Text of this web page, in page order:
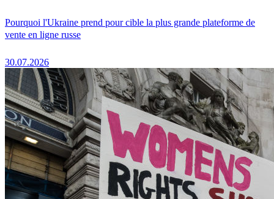
Pourquoi l'Ukraine prend pour cible la plus grande plateforme de
vente en ligne russe
30.07.2026